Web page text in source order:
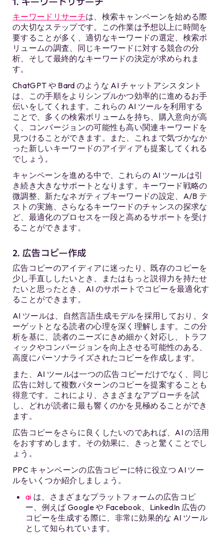
キーワードリサーチは、検索キャンペーンを始める際
の大切なステップです。この作業は予想以上に時間を
要することが多く、適切なキーワードの選定、検索ボ
リュームの調査、同じキーワードに対する競合の分
析、そして最終的なキーワードの決定が求められま
す。
ChatGPT や Bard のような AI チャットアシスタント
は、この手順をよりシンプルかつ効率的に進めるお手
伝いをしてくれます。これらの AI ツールを利用する
ことで、多くの検索ボリュームを持ち、購入意向が高
く、コンバージョンの可能性も高い関連キーワードを
見つけることができます。また、これまで気づかなか
った新しいキーワードのアイディアも提案してくれる
でしょう。
キャンペーンを進める中で、これらの AI ツールは引
き続き大きなサポートとなります。キーワード戦略の
微調整、新たなネガティブキーワードの設定、A/B テ
ストの実施、さらなるキーワードのチャンスの探求な
ど、最適化のプロセスを一段と高めるサポートを受け
ることができます。
2. 広告コピー作成
広告コピーのアイディアに迷ったり、既存のコピーを
少し手直ししたいとき、またはもっと説得力を持たせ
たいと思ったとき、AI のサポートでコピーを最適化す
ることができます。
AI ツールは、自然言語生成モデルを採用しており、タ
ーゲットとなる読者の心理を深く理解します。この分
析を基に、読者のニーズにきめ細かく対応し、トラフ
ィックやコンバージョンを向上させる可能性のある、
高度にパーソナライズされたコピーを作成します。
また、AI ツールは一つの広告コピーだけでなく、同じ
広告に対して複数パターンのコピーを提案することも
得意です。これにより、さまざまなアプローチを試
し、どれが読者に最も響くのかを見極めることができ
ます。
広告コピーをさらに良くしたいのであれば、AI の活用
をおすすめします。その効果に、きっと驚くことでし
ょう。
PPC キャンペーンの広告コピーに特に役立つ AI ツー
ルをいくつか紹介しましょう。
ai は、さまざまなプラットフォームの広告コピ
ー、例えば Google や Facebook、LinkedIn 広告の
コピーを生成する際に、非常に効果的な AI ツール
として知られています。